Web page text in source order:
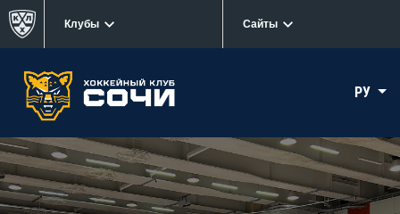
Клубы Сайты
РУ